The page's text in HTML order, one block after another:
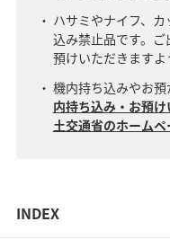
ハサミやナイフ、
込み禁止品です。
預けいただきますよ
機内持ち込みやお預
内持ち込み・お預
土交通省のホームペ
INDEX